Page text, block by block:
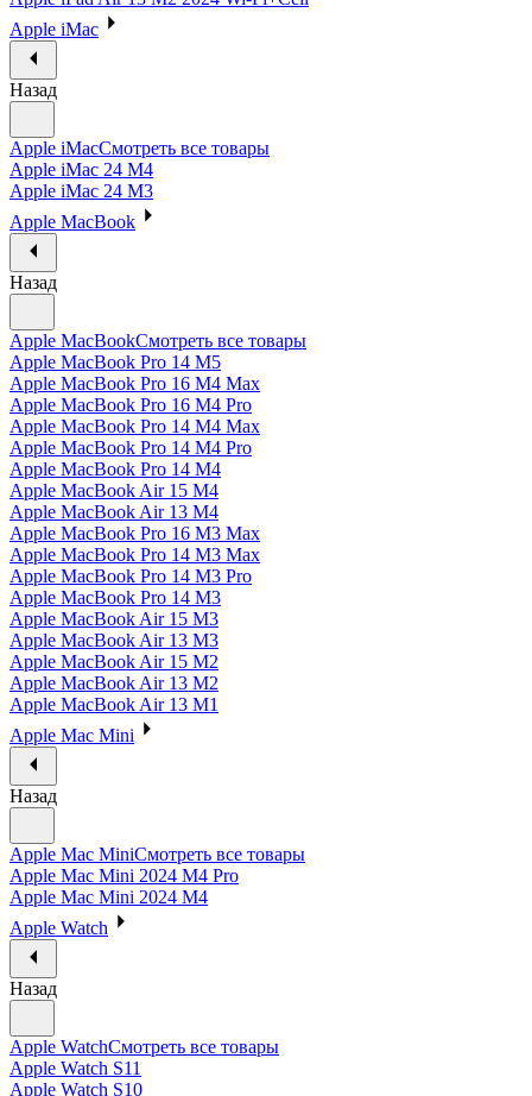
Apple iMac
Назад
Apple iMacСмотреть все товары
Apple iMac 24 M4
Apple iMac 24 M3
Apple MacBook
Назад
Apple MacBookСмотреть все товары
Apple MacBook Pro 14 M5
Apple MacBook Pro 16 M4 Max
Apple MacBook Pro 16 M4 Pro
Apple MacBook Pro 14 M4 Max
Apple MacBook Pro 14 M4 Pro
Apple MacBook Pro 14 M4
Apple MacBook Air 15 M4
Apple MacBook Air 13 M4
Apple MacBook Pro 16 M3 Max
Apple MacBook Pro 14 M3 Max
Apple MacBook Pro 14 M3 Pro
Apple MacBook Pro 14 M3
Apple MacBook Air 15 M3
Apple MacBook Air 13 M3
Apple MacBook Air 15 M2
Apple MacBook Air 13 M2
Apple MacBook Air 13 M1
Apple Mac Mini
Назад
Apple Mac MiniСмотреть все товары
Apple Mac Mini 2024 M4 Pro
Apple Mac Mini 2024 M4
Apple Watch
Назад
Apple WatchСмотреть все товары
Apple Watch S11
Apple Watch S10